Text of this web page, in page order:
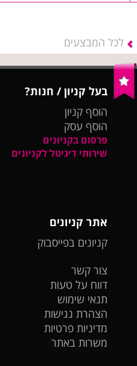
לכל המבצעים
בעל קניון / חנות?
הוסף קניון
הוסף עסק
פרסום בקניונים
שירותי דיגיטל לקניונים
אתר קניונים
קניונים בפייסבוק
צור קשר
דווח על טעות
תנאי שימוש
הצהרת נגישות
מדיניות פרטיות
משרות באתר